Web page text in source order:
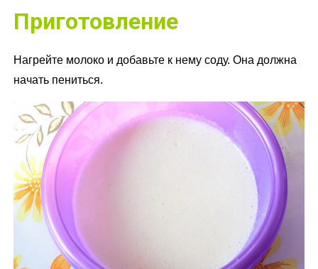
Приготовление
Нагрейте молоко и добавьте к нему соду. Она должна
начать пениться.